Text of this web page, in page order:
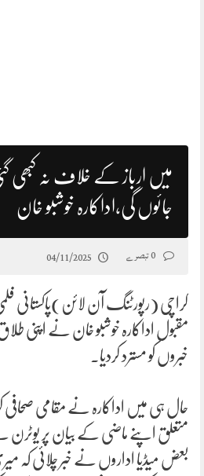
میں ارباز کے خلاف نہ کبھی
جائوں گی،اداکارہ خوشبو خان
04/11/2025
کراچی (رپورٹنگ آن لائن)پاکستانی
مقبول اداکارہ خوشبو خان نے اپنی
خبروں کو مسترد کردیا۔
حال ہی میں اداکارہ نے مقامی صحافی کو
متعلق اپنے ماضی کے بیان پر یوٹرن
بعض میڈیا اداروں نے خبر چلائی کہ